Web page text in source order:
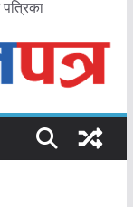
पत्रिका